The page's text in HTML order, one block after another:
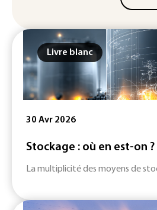
Livre blanc
30 Avr 2026
Stockage : où en est-on ?
La multiplicité des moyens de